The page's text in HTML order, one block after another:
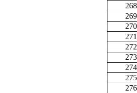
268
269
270
271
272
273
274
275
276